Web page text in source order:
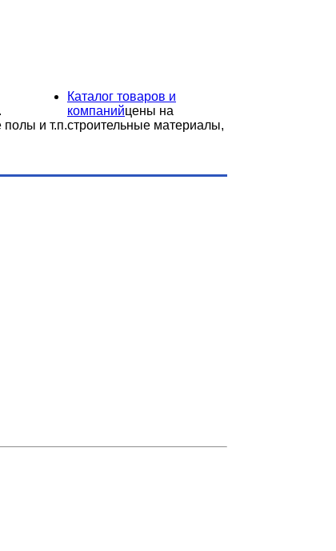
и т.п.
Каталог товаров и
компанийцены на
строительные материалы,